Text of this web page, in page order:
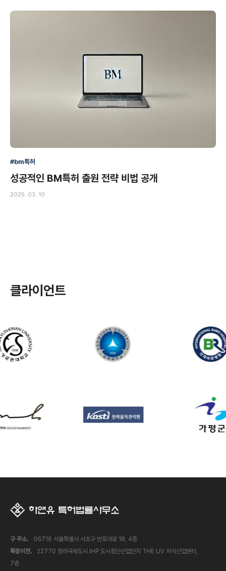
#bm특허
성공적인 BM특허 출원 전략 비법 공개
2025. 03. 10
클라이언트
구 주소.
06716 서울특별시 서초구 반포대로 18, 4층
확장이전.
22770 청라국제도시 IHP 도시첨단산업단지 THE LIV 지식산업센터,
7층